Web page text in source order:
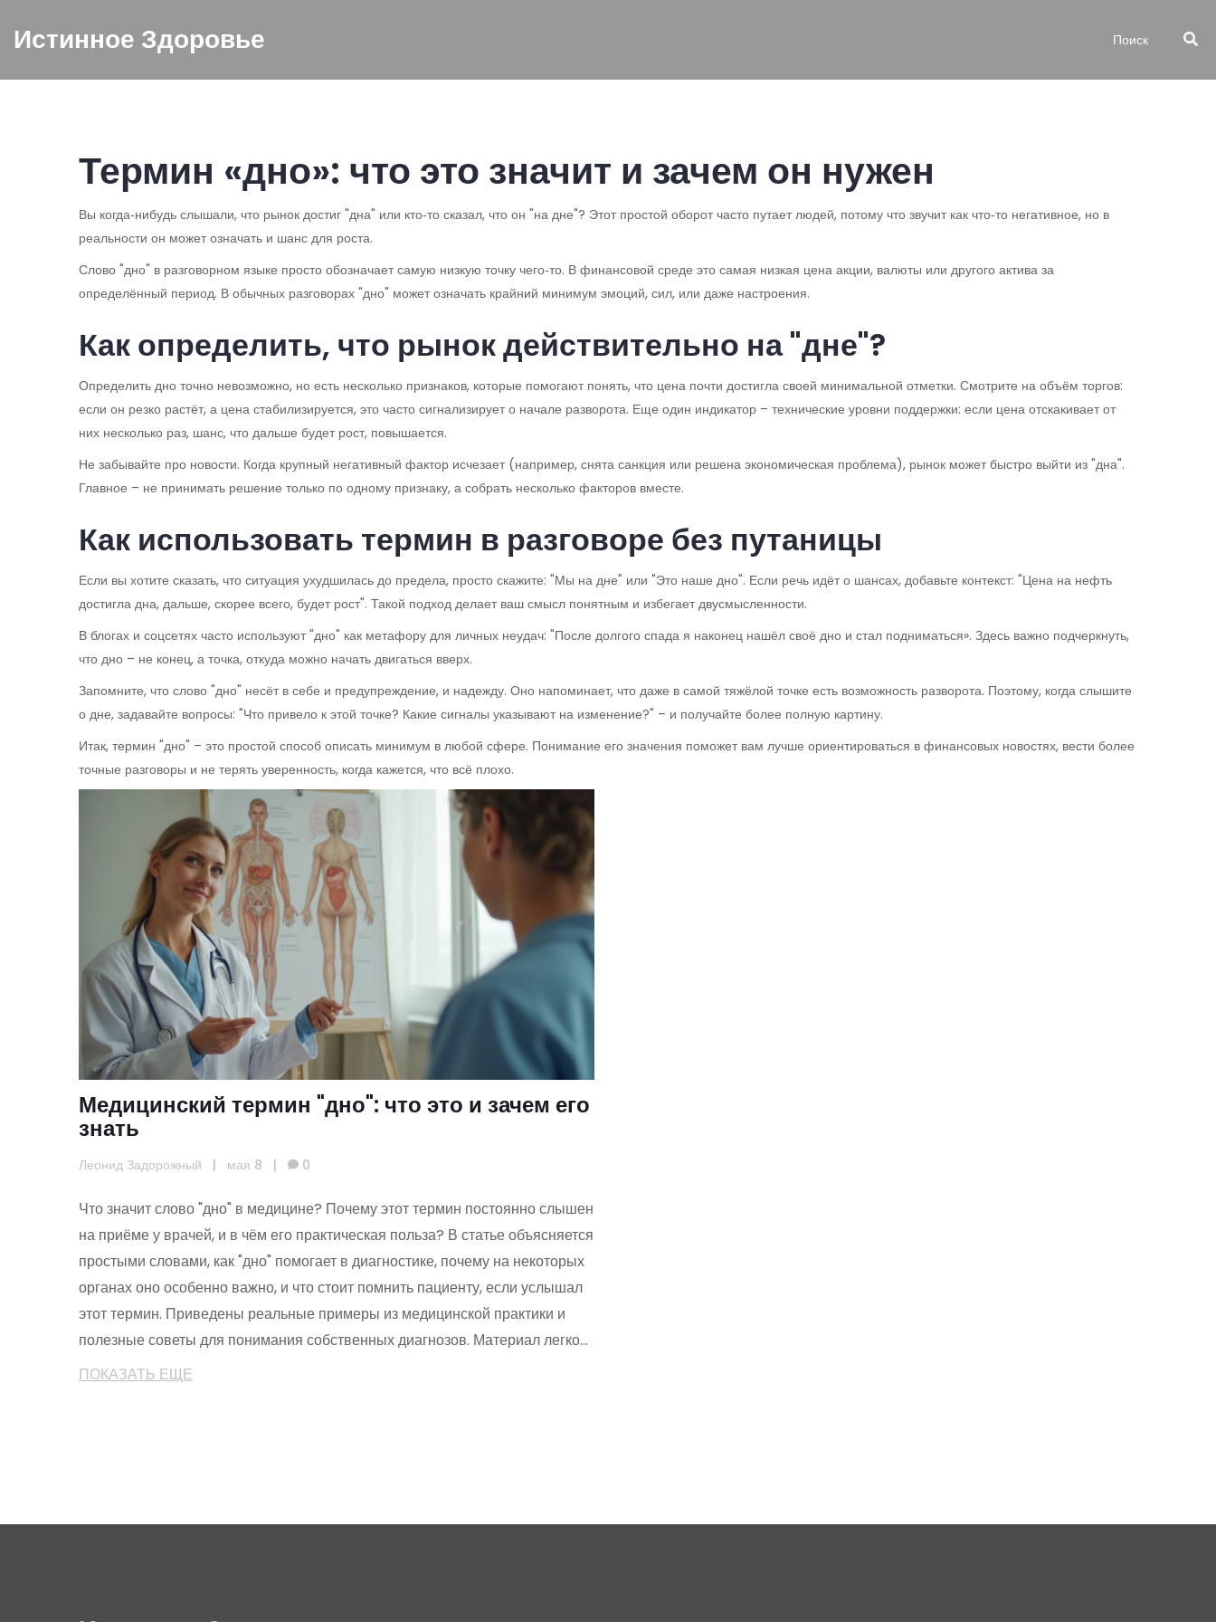
Истинное Здоровье
Термин «дно»: что это значит и зачем он нужен
Вы когда‑нибудь слышали, что рынок достиг "дна" или кто‑то сказал, что он "на дне"? Этот простой оборот часто путает людей, потому что звучит как что‑то негативное, но в
реальности он может означать и шанс для роста.
Слово "дно" в разговорном языке просто обозначает самую низкую точку чего‑то. В финансовой среде это самая низкая цена акции, валюты или другого актива за
определённый период. В обычных разговорах "дно" может означать крайний минимум эмоций, сил, или даже настроения.
Как определить, что рынок действительно на "дне"?
Определить дно точно невозможно, но есть несколько признаков, которые помогают понять, что цена почти достигла своей минимальной отметки. Смотрите на объём торгов:
если он резко растёт, а цена стабилизируется, это часто сигнализирует о начале разворота. Еще один индикатор – технические уровни поддержки: если цена отскакивает от
них несколько раз, шанс, что дальше будет рост, повышается.
Не забывайте про новости. Когда крупный негативный фактор исчезает (например, снята санкция или решена экономическая проблема), рынок может быстро выйти из "дна".
Главное – не принимать решение только по одному признаку, а собрать несколько факторов вместе.
Как использовать термин в разговоре без путаницы
Если вы хотите сказать, что ситуация ухудшилась до предела, просто скажите: "Мы на дне" или "Это наше дно". Если речь идёт о шансах, добавьте контекст: "Цена на нефть
достигла дна, дальше, скорее всего, будет рост". Такой подход делает ваш смысл понятным и избегает двусмысленности.
В блогах и соцсетях часто используют "дно" как метафору для личных неудач: "После долгого спада я наконец нашёл своё дно и стал подниматься». Здесь важно подчеркнуть,
что дно – не конец, а точка, откуда можно начать двигаться вверх.
Запомните, что слово "дно" несёт в себе и предупреждение, и надежду. Оно напоминает, что даже в самой тяжёлой точке есть возможность разворота. Поэтому, когда слышите
о дне, задавайте вопросы: "Что привело к этой точке? Какие сигналы указывают на изменение?" – и получайте более полную картину.
Итак, термин "дно" – это простой способ описать минимум в любой сфере. Понимание его значения поможет вам лучше ориентироваться в финансовых новостях, вести более
точные разговоры и не терять уверенность, когда кажется, что всё плохо.
Медицинский термин "дно": что это и зачем его
знать
Леонид Задорожный | мая 8 | 0
Что значит слово "дно" в медицине? Почему этот термин постоянно слышен
на приёме у врачей, и в чём его практическая польза? В статье объясняется
простыми словами, как "дно" помогает в диагностике, почему на некоторых
органах оно особенно важно, и что стоит помнить пациенту, если услышал
этот термин. Приведены реальные примеры из медицинской практики и
полезные советы для понимания собственных диагнозов. Материал легко
читается и пригодится каждому, кто хочет лучше разбираться в собственном
ПОКАЗАТЬ ЕЩЕ